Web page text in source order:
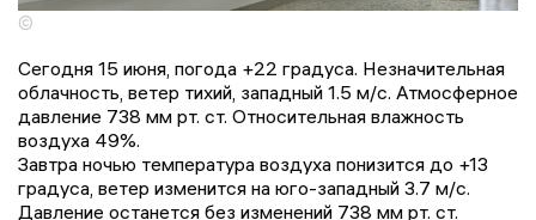
©
Сегодня 15 июня, погода +22 градусa. Незначительная
облачность, ветер тихий, западный 1.5 м/с. Атмосферное
давление 738 мм рт. ст. Относительная влажность
воздуха 49%.
Завтра ночью температура воздуха понизится до +13
градусa, ветер изменится на юго-западный 3.7 м/с.
Давление останется без изменений 738 мм рт. ст.